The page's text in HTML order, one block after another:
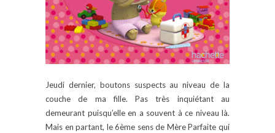
Jeudi dernier, boutons suspects au niveau de la
couche de ma fille. Pas très inquiétant au
demeurant puisqu’elle en a souvent à ce niveau là.
Mais en partant, le 6ème sens de Mère Parfaite qui